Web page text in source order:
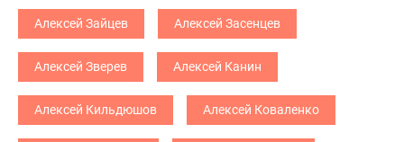
Алексей Зайцев Алексей Засенцев
Алексей Зверев Алексей Канин
Алексей Кильдюшов Алексей Коваленко